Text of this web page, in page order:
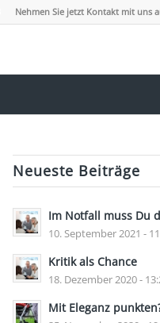
Nehmen Sie jetzt Kontakt mit uns
Neueste Beiträge
Im Notfall muss Du
10. September 2021 -
Kritik als Chance
18. Dezember 2020 -
Mit Eleganz